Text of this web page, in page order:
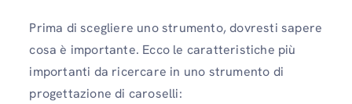
Prima di scegliere uno strumento, dovresti sapere
cosa è importante. Ecco le caratteristiche più
importanti da ricercare in uno strumento di
progettazione di caroselli: